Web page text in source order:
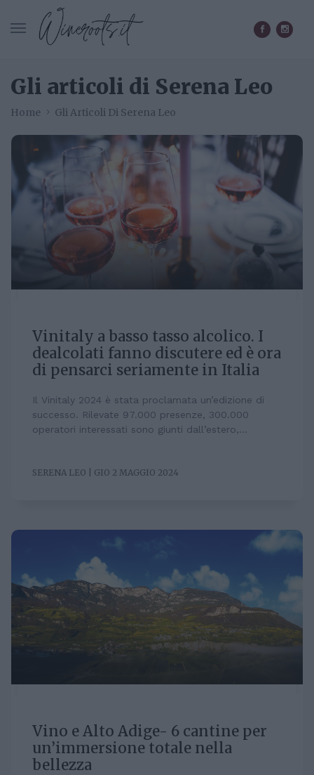
Gli articoli di Serena Leo
Home Gli Articoli Di Serena Leo
Vinitaly a basso tasso alcolico. I
dealcolati fanno discutere ed è ora
di pensarci seriamente in Italia
Il Vinitaly 2024 è stata proclamata un’edizione di
successo. Rilevate 97.000 presenze, 300.000
operatori interessati sono giunti dall’estero,...
SERENA LEO | GIO 2 MAGGIO 2024
Vino e Alto Adige- 6 cantine per
un’immersione totale nella
bellezza